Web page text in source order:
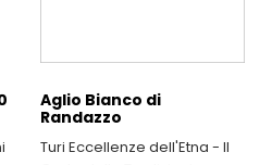
Aglio Bianco di
Randazzo
Turi Eccellenze dell'Etna - Il